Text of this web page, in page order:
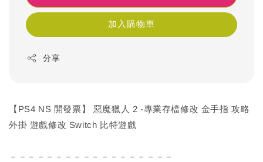
加入購物車
分享
【PS4 NS 開發票】 惡魔獵人 2 -專業存檔修改 金手指 攻略
外掛 遊戲修改 Switch 比特遊戲
－－－－－－－－－－－－－－－－－－